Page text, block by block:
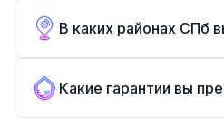
В каких районах СПб
Какие гарантии вы